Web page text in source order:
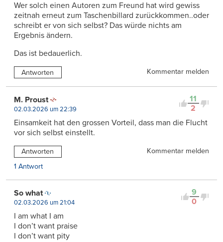
Wer solch einen Autoren zum Freund hat wird gewiss
zeitnah erneut zum Taschenbillard zurückkommen..oder
schreibt er von sich selbst? Das würde nichts am
Ergebnis ändern.
Das ist bedauerlich.
Antworten Kommentar melden
11
2
M. Proust
02.03.2026 um 22:39
Einsamkeit hat den grossen Vorteil, dass man die Flucht
vor sich selbst einstellt.
Antworten
Kommentar melden
1 Antwort
9
0
So what
02.03.2026 um 21:04
I am what I am
I don’t want praise
I don’t want pity